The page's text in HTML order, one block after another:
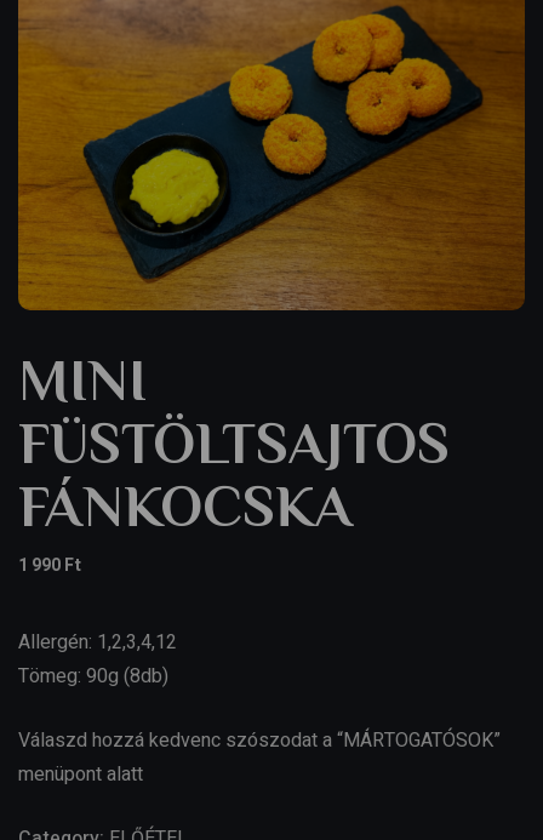
MINI
FÜSTÖLTSAJTOS
FÁNKOCSKA
1 990Ft
Allergén: 1,2,3,4,12
Tömeg: 90g (8db)
Válaszd hozzá kedvenc szószodat a “MÁRTOGATÓSOK”
menüpont alatt